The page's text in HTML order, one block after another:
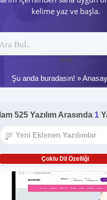
kelime yaz ve başla.
ytag
Şu anda buradasın! »
525 Yazılım Arasında 1
Çoklu Dil Özelliği